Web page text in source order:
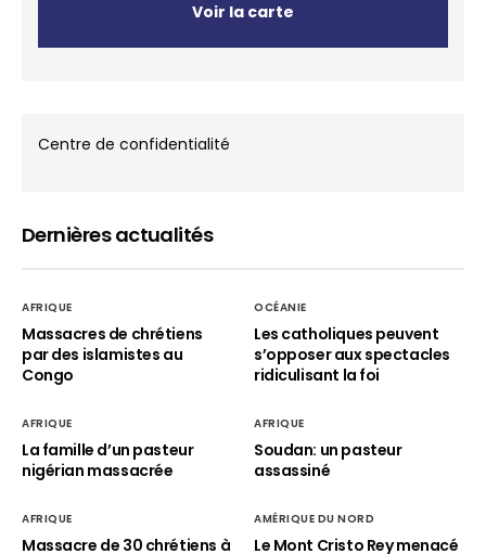
Voir la carte
Centre de confidentialité
Dernières actualités
AFRIQUE
Massacres de chrétiens
par des islamistes au
Congo
OCÉANIE
Les catholiques peuvent
s’opposer aux spectacles
ridiculisant la foi
AFRIQUE
La famille d’un pasteur
nigérian massacrée
AFRIQUE
Soudan: un pasteur
assassiné
AFRIQUE
Massacre de 30 chrétiens à
AMÉRIQUE DU NORD
Le Mont Cristo Rey menacé